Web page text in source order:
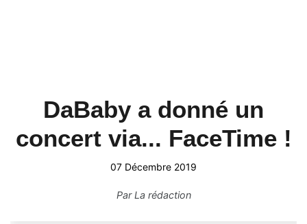
DaBaby a donné un
concert via... FaceTime !
07 Décembre 2019
ParLa rédaction